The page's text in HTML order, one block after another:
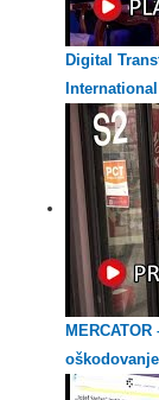
Digital
International